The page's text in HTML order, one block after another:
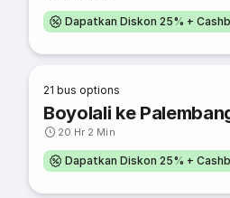
Dapatkan Diskon 25% +
21 bus options
Boyolali ke
20 Hr 2 Min
Dapatkan Diskon 25% +